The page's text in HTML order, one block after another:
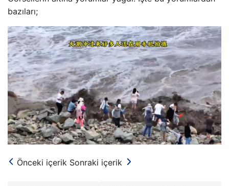
bazıları;
Önceki içerik Sonraki içerik